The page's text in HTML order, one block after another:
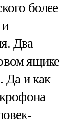
более
Два
ящике
Да и как